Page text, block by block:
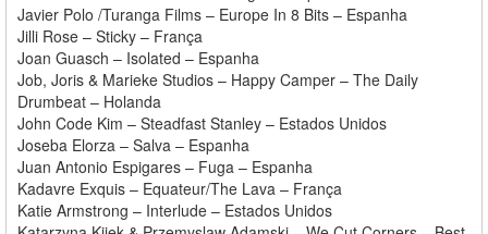
Javier Polo /Turanga Films – Europe In 8 Bits – Espanha
Jilli Rose – Sticky – França
Joan Guasch – Isolated – Espanha
Job, Joris & Marieke Studios – Happy Camper – The Daily
Drumbeat – Holanda
John Code Kim – Steadfast Stanley – Estados Unidos
Joseba Elorza – Salva – Espanha
Juan Antonio Espigares – Fuga – Espanha
Kadavre Exquis – Equateur/The Lava – França
Katie Armstrong – Interlude – Estados Unidos